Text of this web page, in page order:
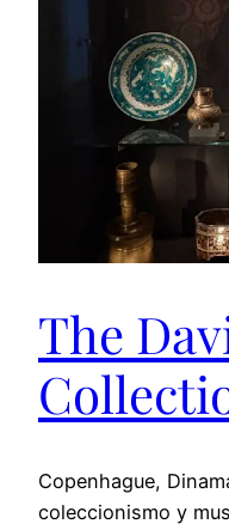
The
Copenhague,
coleccionismo y